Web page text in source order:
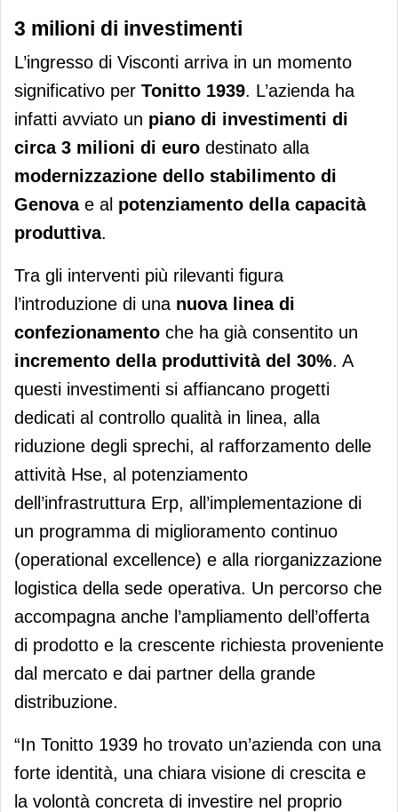
3 milioni di investimenti
L’ingresso di Visconti arriva in un momento
significativo per Tonitto 1939. L’azienda ha
infatti avviato un piano di investimenti di
circa 3 milioni di euro destinato alla
modernizzazione dello stabilimento di
Genovae al potenziamento della capacità
produttiva.
Tra gli interventi più rilevanti figura
l’introduzione di una nuova linea di
confezionamento che ha già consentito un
incremento della produttività del 30%. A
questi investimenti si affiancano progetti
dedicati al controllo qualità in linea, alla
riduzione degli sprechi, al rafforzamento delle
attività Hse, al potenziamento
dell’infrastruttura Erp, all’implementazione di
un programma di miglioramento continuo
(operational excellence) e alla riorganizzazione
logistica della sede operativa. Un percorso che
accompagna anche l’ampliamento dell’offerta
di prodotto e la crescente richiesta proveniente
dal mercato e dai partner della grande
distribuzione.
“In Tonitto 1939 ho trovato un’azienda con una
forte identità, una chiara visione di crescita e
la volontà concreta di investire nel proprio